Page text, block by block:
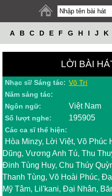
A B C D E F G H I J K
LỜI BÀI
Nhạc sĩ/ Sáng tác: Võ Trí
Năm sáng tác:
Ngôn ngữ:
Việt Nam
Số lượt nghe: 195905
Các ca sĩ thể hiện:
Hòa Minzy, Lời Việt, Võ Phúc
Dũng, Vương Anh Tú, Thu
Đinh Tùng Huy, Chu Thúy
Thanh Tùng, Võ Hoài Phúc,
Mỹ Tâm, Lil'kani, Đại Nhân,